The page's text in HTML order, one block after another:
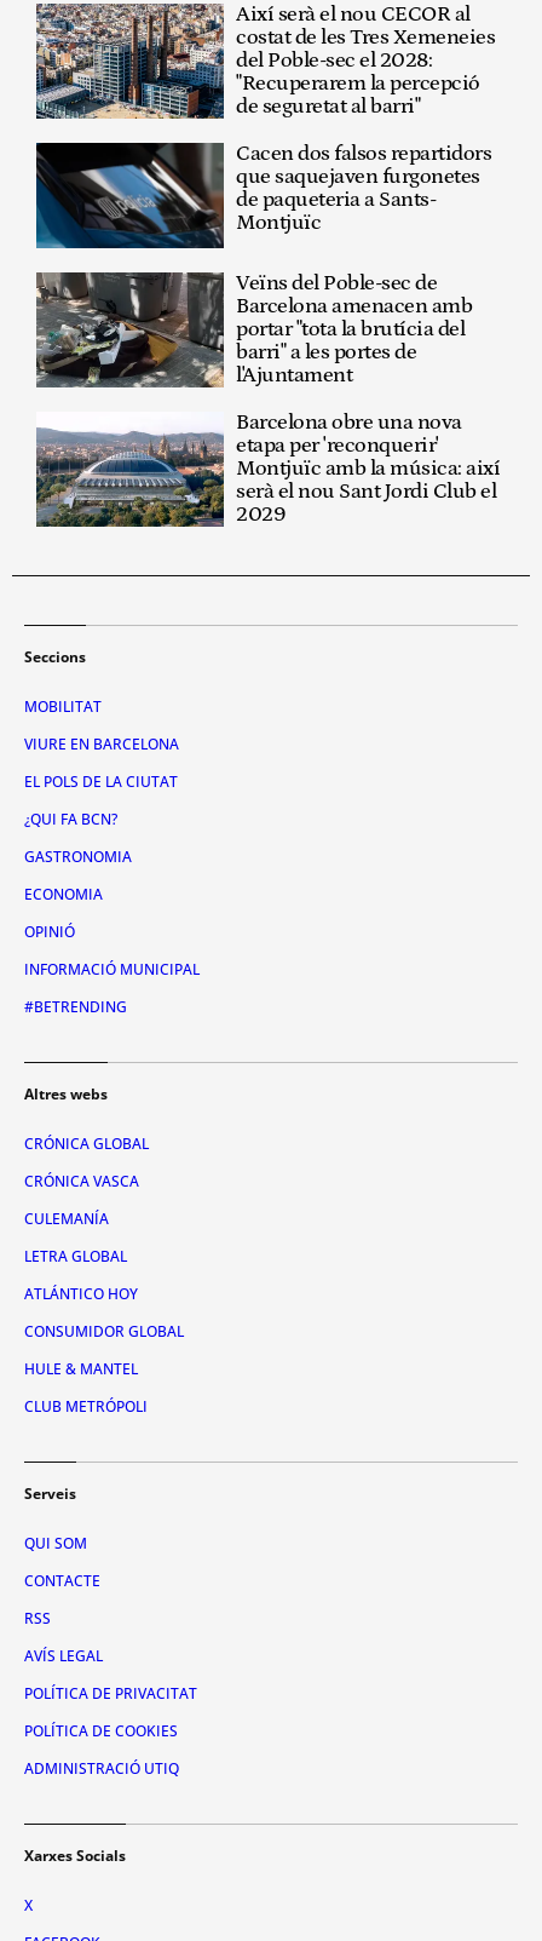
Així serà el nou CECOR al
costat de les Tres Xemeneies
del Poble-sec el 2028:
"Recuperarem la percepció
de seguretat al barri"
Cacen dos falsos repartidors
que saquejaven furgonetes
de paqueteria a Sants-
Montjuïc
Veïns del Poble-sec de
Barcelona amenacen amb
portar "tota la brutícia del
barri" a les portes de
l'Ajuntament
Barcelona obre una nova
etapa per 'reconquerir'
Montjuïc amb la música: així
serà el nou Sant Jordi Club el
2029
Seccions
MOBILITAT
VIURE EN BARCELONA
EL POLS DE LA CIUTAT
¿QUI FA BCN?
GASTRONOMIA
ECONOMIA
OPINIÓ
INFORMACIÓ MUNICIPAL
#BETRENDING
Altres webs
CRÓNICA GLOBAL
CRÓNICA VASCA
CULEMANÍA
LETRA GLOBAL
ATLÁNTICO HOY
CONSUMIDOR GLOBAL
HULE & MANTEL
CLUB METRÓPOLI
Serveis
QUI SOM
CONTACTE
RSS
AVÍS LEGAL
POLÍTICA DE PRIVACITAT
POLÍTICA DE COOKIES
ADMINISTRACIÓ UTIQ
Xarxes Socials
X